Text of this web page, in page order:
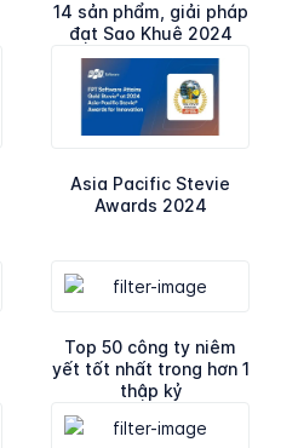
14 sản phẩm, giải pháp
đạt Sao Khuê 2024
Asia Pacific Stevie
Awards 2024
Top 50 công ty niêm
yết tốt nhất trong hơn 1
thập kỷ